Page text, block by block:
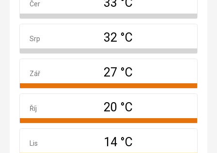
Červenec
Čer 33 °C
Srpen
Srp 32 °C
Září
Zář 27 °C
Říjen
Říj 20 °C
Listopad
Lis 14 °C